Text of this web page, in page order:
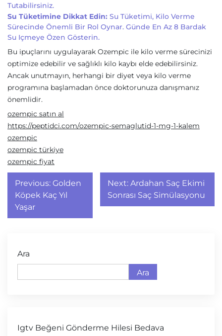
Tutabilirsiniz.
Su Tüketimine Dikkat Edin: Su Tüketimi, Kilo Verme
Sürecinde Önemli Bir Rol Oynar. Günde En Az 8 Bardak
Su Içmeye Özen Gösterin.
Bu ipuçlarını uygulayarak Ozempic ile kilo verme sürecinizi
optimize edebilir ve sağlıklı kilo kaybı elde edebilirsiniz.
Ancak unutmayın, herhangi bir diyet veya kilo verme
programına başlamadan önce doktorunuza danışmanız
önemlidir.
ozempic satın al
https://peptidci.com/ozempic-semaglutid-1-mg-1-kalem
ozempic
ozempic türkiye
ozempic fiyat
Yazı
gezinmesi
Previous: Golden
Köpek Kaç Yıl
Yaşar
Next: Ardahan Saç Ekimi
Sonrası Saç Simülasyonu
Ara
Ara
Igtv Beğeni Gönderme Hilesi Bedava